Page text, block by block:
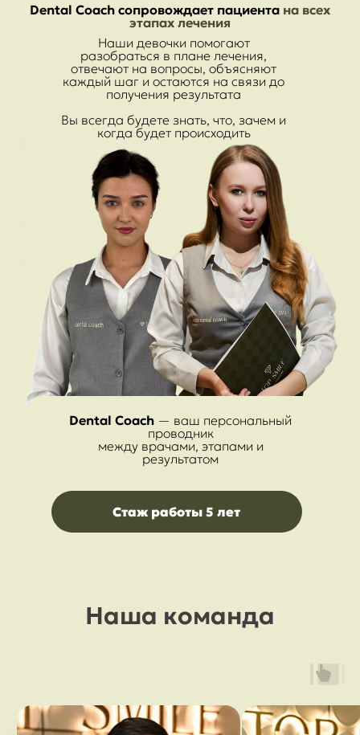
Наши девочки помогают
разобраться в плане лечения,
отвечают на вопросы, объясняют
каждый шаг и остаются на связи до
получения результата
Вы всегда будете знать, что, зачем и
когда будет происходить
Dental Coach сопровождает пациента на всех
этапах лечения
Dental Coach — ваш персональный
проводник
между врачами, этапами и
результатом
Стаж работы 5 лет
Наша команда